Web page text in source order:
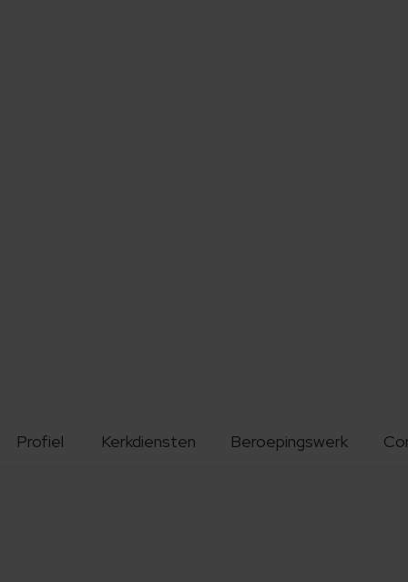
Profiel Kerkdiensten Beroepingswerk